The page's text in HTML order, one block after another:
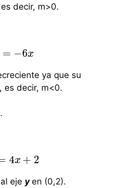
decir, m>0.
= −6x
)=−6x
ya que su
es decir, m<0.
4x + 2
= 4x+ 2
eje yen (0,2).